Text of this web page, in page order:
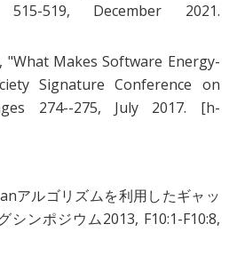
519, December 2021.
, "What Makes Software Energy-
Signature Conference on
274--275, July 2017. [h-
アルゴリズムを利用したギャッ
ンポジウム2013, F10:1-F10:8,